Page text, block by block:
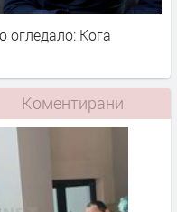
огледало: Кога
Коментирани